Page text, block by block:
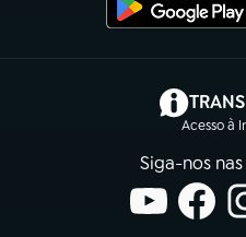
Acesso à
Siga-nos